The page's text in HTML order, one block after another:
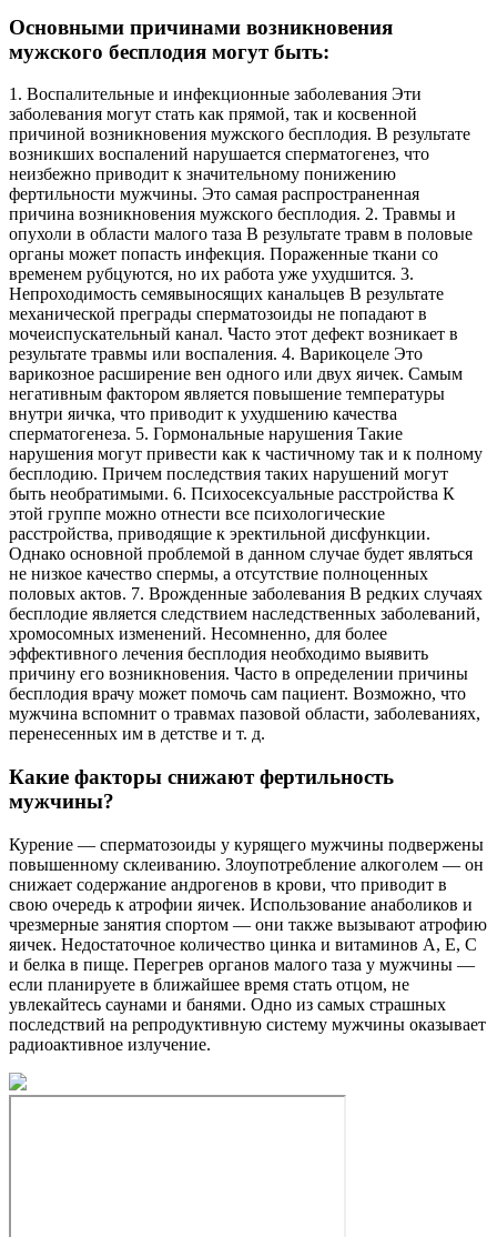
Основными причинами возникновения
мужского бесплодия могут быть:
1. Воспалительные и инфекционные заболевания Эти
заболевания могут стать как прямой, так и косвенной
причиной возникновения мужского бесплодия. В результате
возникших воспалений нарушается сперматогенез, что
неизбежно приводит к значительному понижению
фертильности мужчины. Это самая распространенная
причина возникновения мужского бесплодия. 2. Травмы и
опухоли в области малого таза В результате травм в половые
органы может попасть инфекция. Пораженные ткани со
временем рубцуются, но их работа уже ухудшится. 3.
Непроходимость семявыносящих канальцев В результате
механической преграды сперматозоиды не попадают в
мочеиспускательный канал. Часто этот дефект возникает в
результате травмы или воспаления. 4. Варикоцеле Это
варикозное расширение вен одного или двух яичек. Самым
негативным фактором является повышение температуры
внутри яичка, что приводит к ухудшению качества
сперматогенеза. 5. Гормональные нарушения Такие
нарушения могут привести как к частичному так и к полному
бесплодию. Причем последствия таких нарушений могут
быть необратимыми. 6. Психосексуальные расстройства К
этой группе можно отнести все психологические
расстройства, приводящие к эректильной дисфункции.
Однако основной проблемой в данном случае будет являться
не низкое качество спермы, а отсутствие полноценных
половых актов. 7. Врожденные заболевания В редких случаях
бесплодие является следствием наследственных заболеваний,
хромосомных изменений. Несомненно, для более
эффективного лечения бесплодия необходимо выявить
причину его возникновения. Часто в определении причины
бесплодия врачу может помочь сам пациент. Возможно, что
мужчина вспомнит о травмах пазовой области, заболеваниях,
перенесенных им в детстве и т. д.
Какие факторы снижают фертильность
мужчины?
Курение — сперматозоиды у курящего мужчины подвержены
повышенному склеиванию. Злоупотребление алкоголем — он
снижает содержание андрогенов в крови, что приводит в
свою очередь к атрофии яичек. Использование анаболиков и
чрезмерные занятия спортом — они также вызывают атрофию
яичек. Недостаточное количество цинка и витаминов А, Е, С
и белка в пище. Перегрев органов малого таза у мужчины —
если планируете в ближайшее время стать отцом, не
увлекайтесь саунами и банями. Одно из самых страшных
последствий на репродуктивную систему мужчины оказывает
радиоактивное излучение.